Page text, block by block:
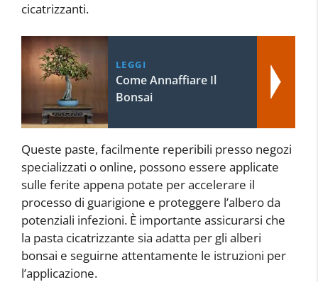
cicatrizzanti.
LEGGI
Come Annaffiare Il
Bonsai
Queste paste, facilmente reperibili presso negozi
specializzati o online, possono essere applicate
sulle ferite appena potate per accelerare il
processo di guarigione e proteggere l’albero da
potenziali infezioni. È importante assicurarsi che
la pasta cicatrizzante sia adatta per gli alberi
bonsai e seguirne attentamente le istruzioni per
l’applicazione.